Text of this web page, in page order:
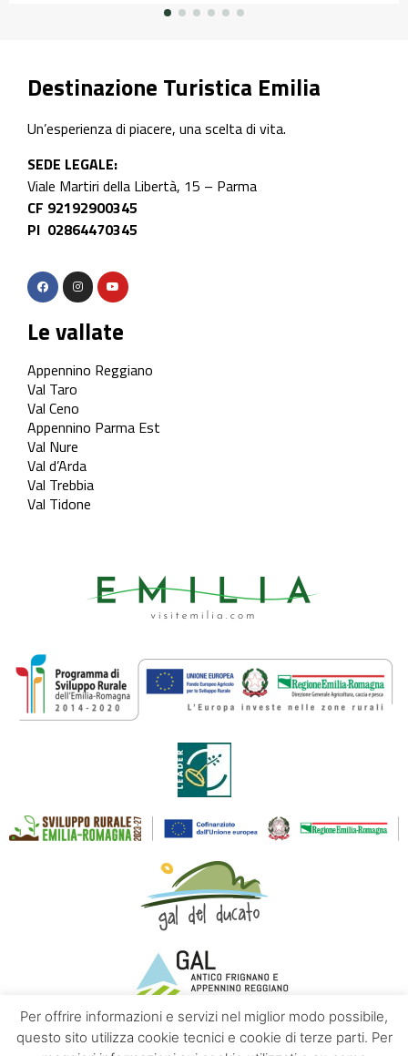
Destinazione Turistica Emilia
Un’esperienza di piacere, una scelta di vita.
SEDE LEGALE:
Viale Martiri della Libertà, 15 – Parma
CF 92192900345
PI 02864470345
Le vallate
Appennino Reggiano
Val Taro
Val Ceno
Appennino Parma Est
Val Nure
Val d’Arda
Val Trebbia
Val Tidone
Per offrire informazioni e servizi nel miglior modo possibile,
questo sito utilizza cookie tecnici e cookie di terze parti. Per